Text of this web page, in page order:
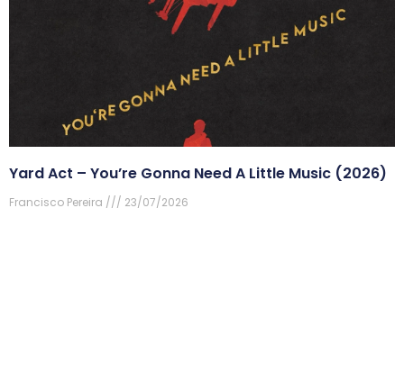
Yard Act – You’re Gonna Need A Little Music (2026)
Francisco Pereira 23/07/2026